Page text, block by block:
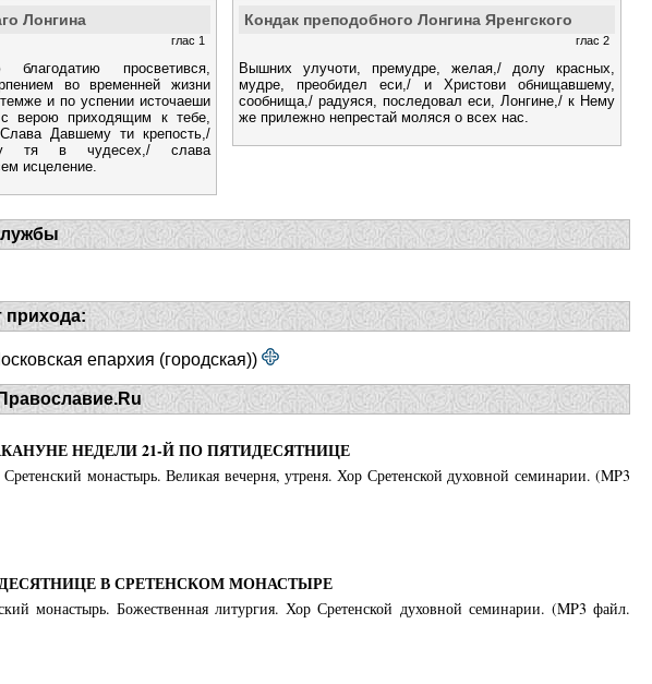
Лонгина
глас 1
просветився,
во временней жизни
и по успении источаеши
верою приходящим к тебе,
Давшему ти крепость,/
тя в чудесех,/ слава
исцеление.
Кондак преподобного Лонгина Яренгского
глас 2
Вышних улучоти, премудре, желая,/ долу красных,
мудре, преобидел еси,/ и Христови обнищавшему,
сообнища,/ радуяся, последовал еси, Лонгине,/ к Нему
же прилежно непрестай моляся о всех нас.
прихода:
епархия (городская))
НЕДЕЛИ 21-Й ПО ПЯТИДЕСЯТНИЦЕ
монастырь. Великая вечерня, утреня. Хор Сретенской духовной семинарии. (MP3
В СРЕТЕНСКОМ МОНАСТЫРЕ
монастырь. Божественная литургия. Хор Сретенской духовной семинарии. (MP3 файл.